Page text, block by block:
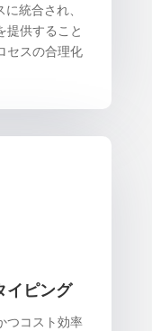
統合され、
提供すること
セスの合理化
イピング
つコスト効率